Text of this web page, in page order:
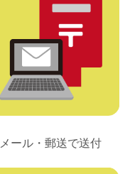
メール・郵送で送付